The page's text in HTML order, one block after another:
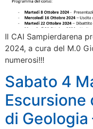
Il CAI Sampierdarena
2024, a cura del M.0
numerosi!!!
Sabato 4
di Geologia